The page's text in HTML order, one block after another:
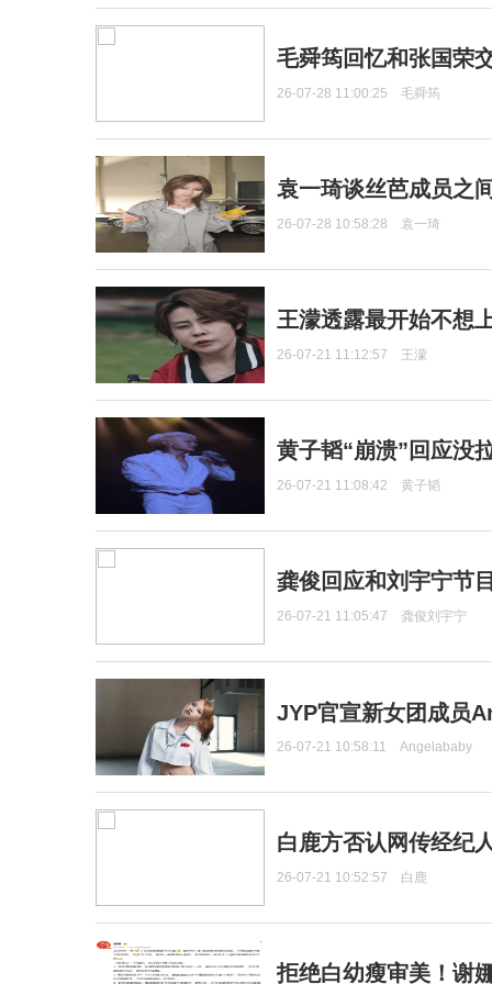
毛舜筠回忆和张国荣
26-07-28 11:00:25 毛舜筠
袁一琦谈丝芭成员之
26-07-28 10:58:28 袁一琦
王濛透露最开始不想
26-07-21 11:12:57 王濛
黄子韬“崩溃”回应没
26-07-21 11:08:42 黄子韬
龚俊回应和刘宇宁节
26-07-21 11:05:47 龚俊刘宇宁
JYP官宣新女团成员
26-07-21 10:58:11 Angelababy
白鹿方否认网传经纪
26-07-21 10:52:57 白鹿
拒绝白幼瘦审美！谢